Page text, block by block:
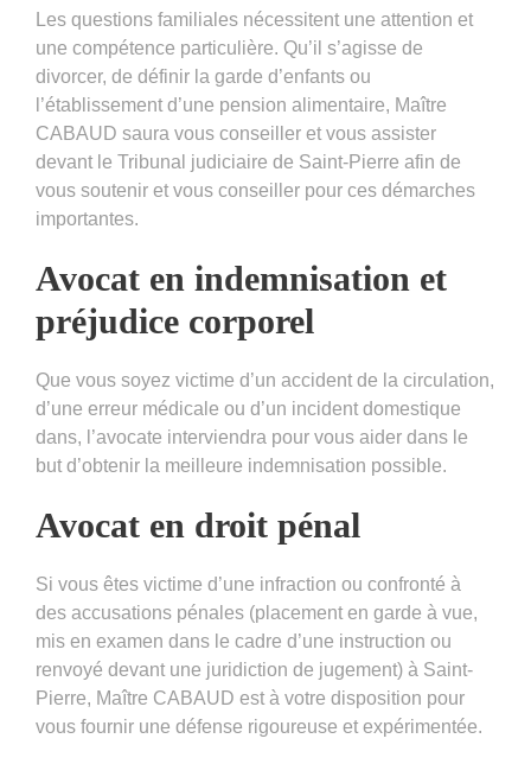
Les questions familiales nécessitent une attention et
une compétence particulière. Qu’il s’agisse de
divorcer, de définir la garde d’enfants ou
l’établissement d’une pension alimentaire, Maître
CABAUD saura vous conseiller et vous assister
devant le Tribunal judiciaire de Saint-Pierre afin de
vous soutenir et vous conseiller pour ces démarches
importantes.
Avocat en indemnisation et
préjudice corporel
Que vous soyez victime d’un accident de la circulation,
d’une erreur médicale ou d’un incident domestique
dans, l’avocate interviendra pour vous aider dans le
but d’obtenir la meilleure indemnisation possible.
Avocat en droit pénal
Si vous êtes victime d’une infraction ou confronté à
des accusations pénales (placement en garde à vue,
mis en examen dans le cadre d’une instruction ou
renvoyé devant une juridiction de jugement) à Saint-
Pierre, Maître CABAUD est à votre disposition pour
vous fournir une défense rigoureuse et expérimentée.